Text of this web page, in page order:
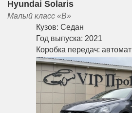
Hyundai Solaris
Малый класс «B»
Кузов: Седан
Год выпуска: 2021
Коробка передач: автомат